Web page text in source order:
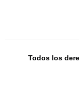
Todos los